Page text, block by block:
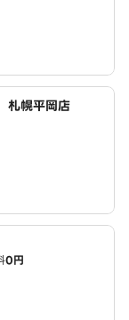
幌平岡店
0円